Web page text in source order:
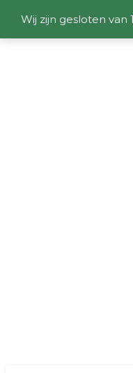
Wij zijn gesloten van